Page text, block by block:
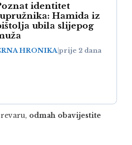
identitet
Hamida iz
ubila slijepog
HRONIKAprije 2 dana
odmah obavijestite